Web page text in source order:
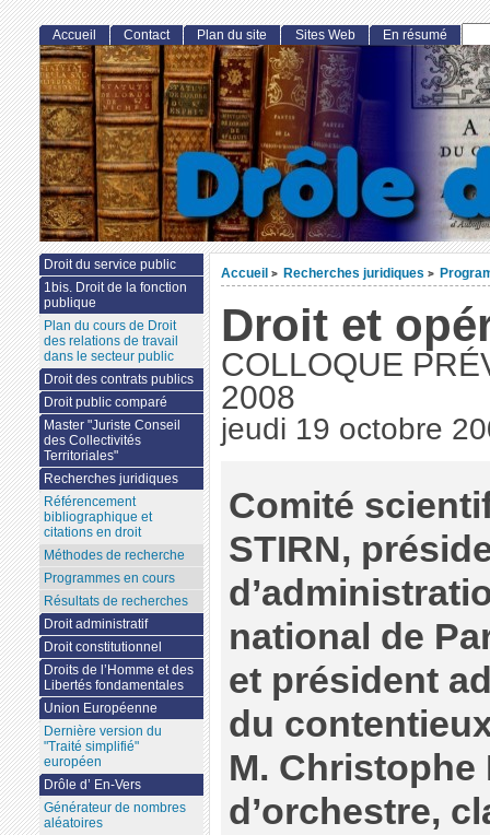
Accueil > Recherches juridiques >
Droit et
COLLOQUE
2008
jeudi 19 octobre
Comité
STIRN,
national de
et président
du
M. Christophe
d’orchestre,
Accueil Contact Plan du site Sites Web En résumé
Droit du service public
1bis. Droit de la fonction
publique
Plan du cours de Droit
des relations de travail
dans le secteur public
Droit des contrats publics
Droit public comparé
Master "Juriste Conseil
des Collectivités
Territoriales"
Recherches juridiques
Référencement
bibliographique et
citations en droit
Méthodes de recherche
Programmes en cours
Résultats de recherches
Droit administratif
Droit constitutionnel
Droits de l’Homme et des
Libertés fondamentales
Union Européenne
Dernière version du
"Traité simplifié"
européen
Drôle d’ En-Vers
Générateur de nombres
aléatoires